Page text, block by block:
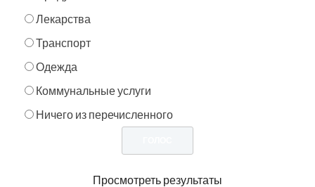
Лекарства
Транспорт
Одежда
Коммунальные услуги
Ничего из перечисленного
Просмотреть результаты